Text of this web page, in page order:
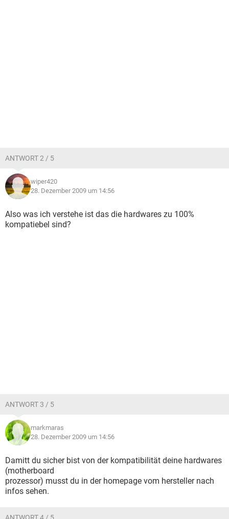
ANTWORT 2 / 5
wiper420
28. Dezember 2009 um 14:56
Also was ich verstehe ist das die hardwares zu 100%
kompatiebel sind?
ANTWORT 3 / 5
markmaras
28. Dezember 2009 um 14:56
Damitt du sicher bist von der kompatibilität deine hardwares
(motherboard
prozessor) musst du in der homepage vom hersteller nach
infos sehen.